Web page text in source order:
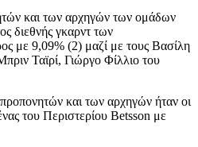
και των αρχηγών των ομάδων
διεθνής γκαρντ των
με 9,09% (2) μαζί με τους Βασίλη
Ταϊρί, Γιώργο Φίλλιο του
και των αρχηγών ήταν οι
του Περιστερίου Betsson με